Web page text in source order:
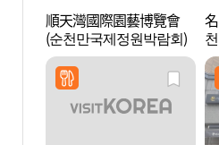
順天灣國際園藝博覽會
(순천만국제정원박람회)